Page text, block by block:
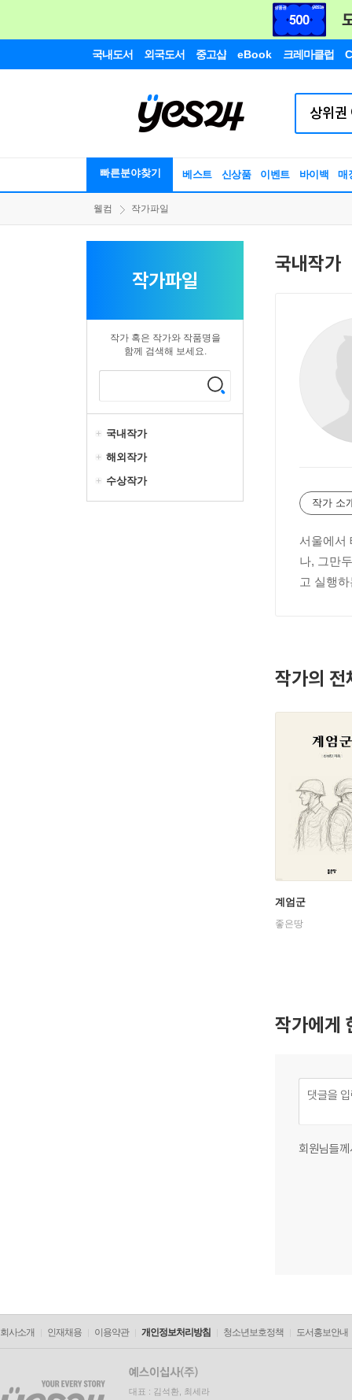
국내도서 외국도서 중고샵 eBook 크레마클럽
빠른분야찾기 베스트 신상품 이벤트 바이백 매
웰컴 작가파일
작가파일
작가 혹은 작가와 작품명을
함께 검색해 보세요.
국내작가
해외작가
수상작가
국내작가
작가 소
서울에서
나, 그만
고 실행
작가의 전
계엄군
좋은땅
작가에게
회원님들
회사소개 인재채용 이용약관 개인정보처리방침 청소년보호정책 도서홍보안내
대표 : 김석환, 최세라